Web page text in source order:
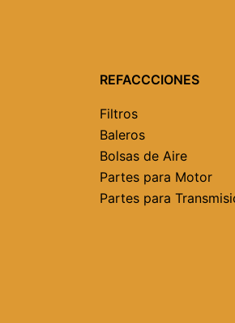
REFACCCIONES
Filtros
Baleros
Bolsas de Aire
Partes para Motor
Partes para